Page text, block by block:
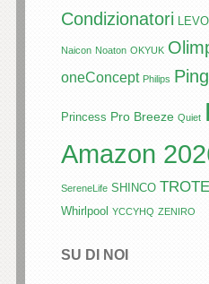
Condizionatori
Naicon Noaton OKYUK
oneConcept Philips
Princess Pro Breeze Quiet
Amazon
SereneLife SHINCO
Whirlpool YCCYHQ ZENIRO
SU DI NOI